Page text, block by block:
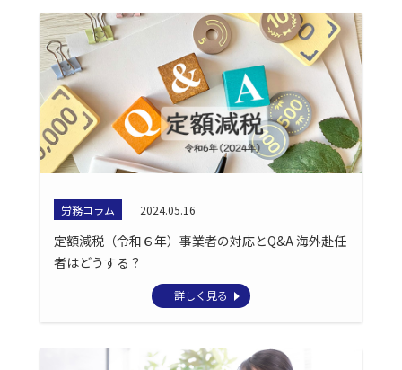
労務コラム 2024.05.16
定額減税（令和６年）事業者の対応とQ&A 海外赴任
者はどうする？
詳しく見る